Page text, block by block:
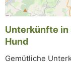
Unterkünfte in
Hund
Gemütliche